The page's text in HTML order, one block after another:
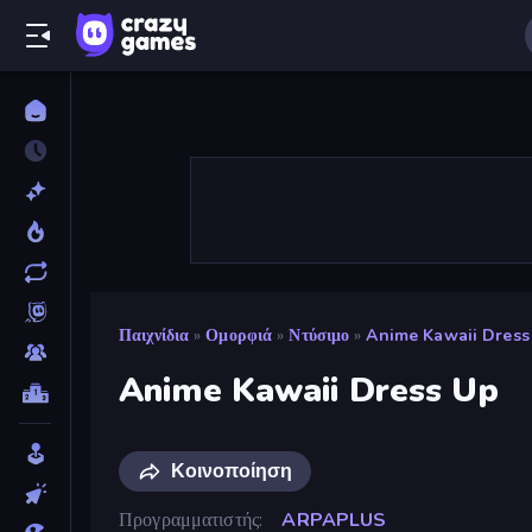
Παιχνίδια » Ομορφιά » Ντύσιμο » Anime Kawaii
Anime Kawaii Dress Up
Κοινοποίηση
Προγραμματιστής
ARPAPLUS